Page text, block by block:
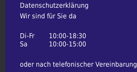
Datenschutzerklärung
Wir sind für Sie da
Di-Fr
10:00-18:30
Sa
10:00-15:00
oder nach telefonischer Vereinbarung